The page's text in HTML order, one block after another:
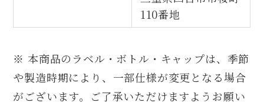
110番地
※ 本商品のラベル・ボトル・キャップは、季節
や製造時期により、一部仕様が変更となる場合
がございます。ご了承いただけますようお願い